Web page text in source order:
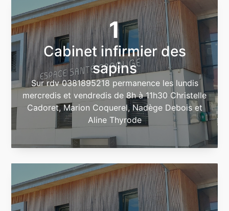
1
Cabinet infirmier des
sapins
Sur rdv 0381895218 permanence les lundis
mercredis et vendredis de 8h à 11h30 Christelle
Cadoret, Marion Coquerel, Nadège Debois et
Aline Thyrode